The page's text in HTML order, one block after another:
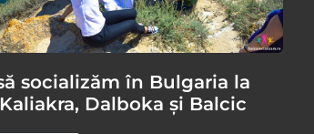
.
socializăm în Bulgaria la
Dalboka și Balcic